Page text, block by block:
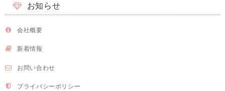
お知らせ
会社概要
新着情報
お問い合わせ
プライバシーポリシー